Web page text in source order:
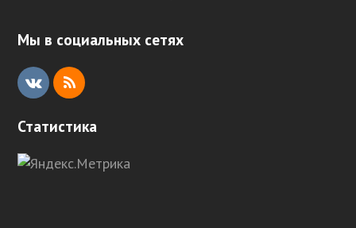
Мы в социальных сетях
V
R
Статистика